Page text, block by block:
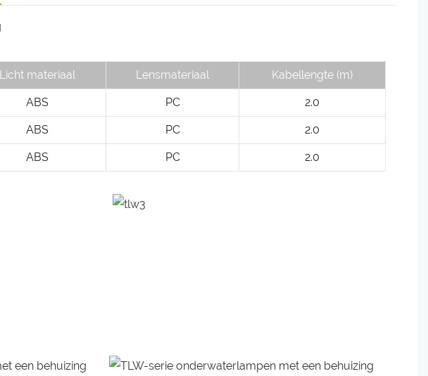
Licht materiaal Lensmateriaal Kabellengte (m)
ABS PC 2.0
ABS PC 2.0
ABS PC 2.0